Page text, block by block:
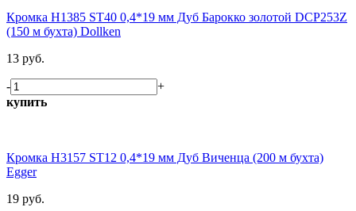
Кромка H1385 ST40 0,4*19 мм Дуб Барокко золотой DCP253Z
(150 м бухта) Dollken
13 руб.
-
+
купить
Кромка H3157 ST12 0,4*19 мм Дуб Виченца (200 м бухта)
Egger
19 руб.